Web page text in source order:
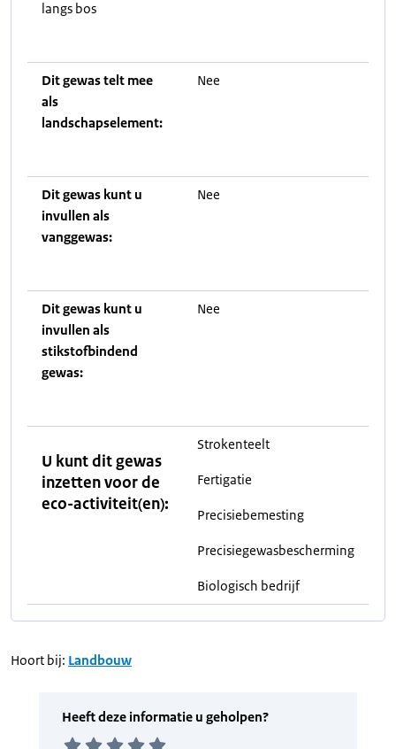
langs bos
Dit gewas telt mee
als
landschapselement:
Nee
Dit gewas kunt u
invullen als
vanggewas:
Nee
Dit gewas kunt u
invullen als
stikstofbindend
gewas:
Nee
U kunt dit gewas
inzetten voor de
eco-activiteit(en):
Strokenteelt
Fertigatie
Precisiebemesting
Precisiegewasbescherming
Biologisch bedrijf
Hoort bij: Landbouw